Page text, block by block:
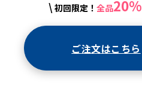
\ 初回限定！ 全品20%
ご注文はこちら